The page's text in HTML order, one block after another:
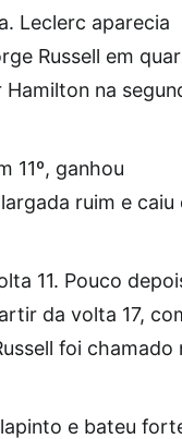
Leclerc aparecia
Russell em
na
11º, ganhou
ruim e caiu
11. Pouco
da volta 17,
foi chamado
e bateu